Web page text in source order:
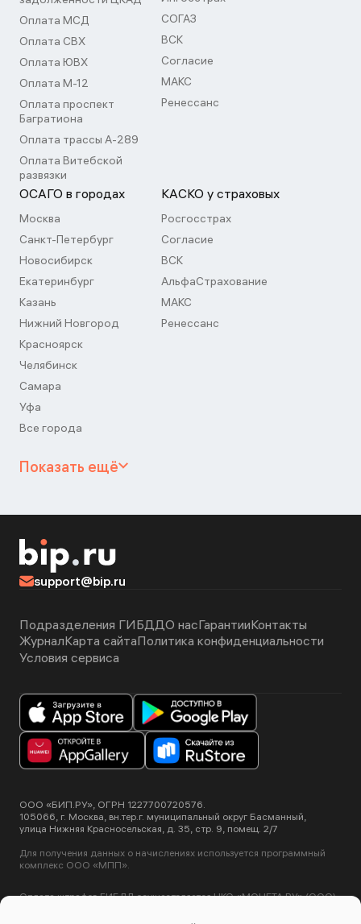
Оплата МСД
Оплата СВХ
Оплата ЮВХ
Оплата М-12
Оплата проспект
Багратиона
Оплата трассы А-289
Оплата Витебской
развязки
СОГАЗ
ВСК
Согласие
МАКС
Ренессанс
ОСАГО в городах
Москва
Санкт-Петербург
Новосибирск
Екатеринбург
Казань
Нижний Новгород
Красноярск
Челябинск
Самара
Уфа
Все города
КАСКО у страховых
Росгосстрах
Согласие
ВСК
АльфаСтрахование
МАКС
Ренессанс
Показать ещё
support@bip.ru
Подразделения ГИБДДО насГарантииКонтакты
ЖурналКарта сайтаПолитика конфиденциальности
Условия сервиса
ООО «БИП.РУ», ОГРН 1227700720576.
105066, г. Москва, вн.тер.г. муниципальный округ Басманный,
улица Нижняя Красносельская, д. 35, стр. 9, помещ. 2/7
Для получения данных о начислениях используется программный
комплекс ООО «МПП».
Оплата штрафов ГИБДД осуществляется НКО «МОНЕТА.РУ» (ООО).
Этот сайт использует сервис Yandex SmartCaptcha, пользуясь